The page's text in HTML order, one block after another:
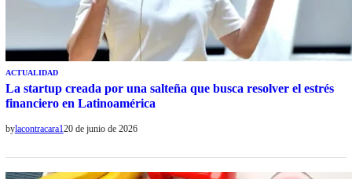
ACTUALIDAD
La startup creada por una salteña que busca resolver el estrés
financiero en Latinoamérica
bylacontracara120 de junio de 2026